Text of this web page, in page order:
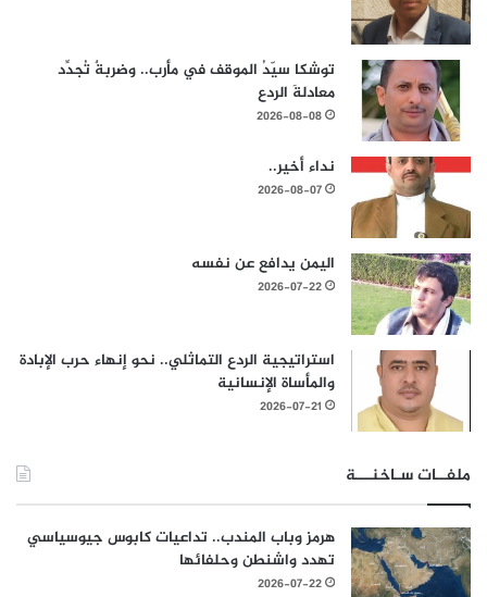
توشكا سيّدُ الموقف في مأرب.. وضربةٌ تُجدِّد
معادلةَ الردع
2026-08-08
نداء أخير..
2026-08-07
اليمن يدافع عن نفسه
2026-07-22
استراتيجية الردع التماثلي.. نحو إنهاء حرب الإبادة
والمأساة الإنسانية
2026-07-21
ملفــات سـاخنـــة
هرمز وباب المندب.. تداعيات كابوس جيوسياسي
تهدد واشنطن وحلفائها
2026-07-22